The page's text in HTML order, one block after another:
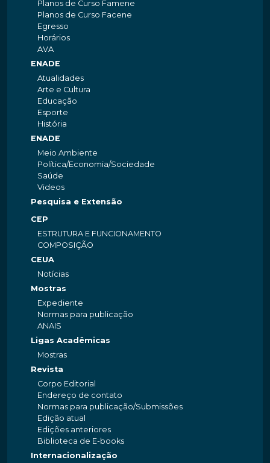
Planos de Curso Famene
Planos de Curso Facene
Egresso
Horários
AVA
ENADE
Atualidades
Arte e Cultura
Educação
Esporte
História
ENADE
Meio Ambiente
Política/Economia/Sociedade
Saúde
Videos
Pesquisa e Extensão
CEP
ESTRUTURA E FUNCIONAMENTO
COMPOSIÇÃO
CEUA
Notícias
Mostras
Expediente
Normas para publicação
ANAIS
Ligas Acadêmicas
Mostras
Revista
Corpo Editorial
Endereço de contato
Normas para publicação/Submissões
Edição atual
Edições anteriores
Biblioteca de E-books
Internacionalização